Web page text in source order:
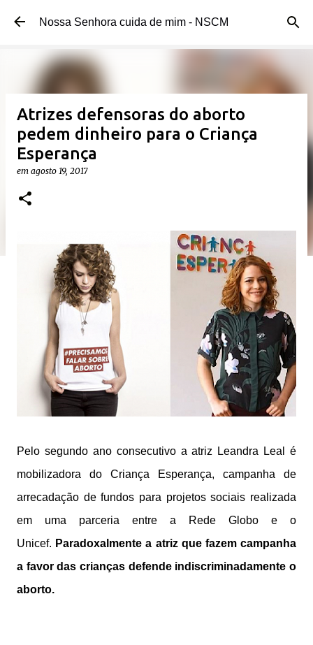
Pular para o conteúdo principal
Nossa Senhora cuida de mim - NSCM
Atrizes defensoras do aborto
pedem dinheiro para o Criança
Esperança
em agosto 19, 2017
Pelo segundo ano consecutivo a atriz Leandra Leal é
mobilizadora do Criança Esperança, campanha de
arrecadação de fundos para projetos sociais realizada
em uma parceria entre a Rede Globo e o
Unicef. Paradoxalmente a atriz que fazem campanha
a favor das crianças defende indiscriminadamente o
aborto.